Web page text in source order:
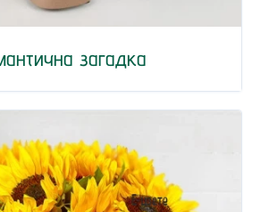
загадка